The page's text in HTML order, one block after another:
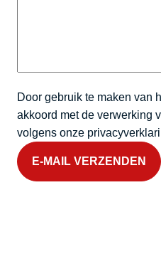
Door gebruik te maken van
akkoord met de verwerking
volgens onze
E-MAIL VERZENDEN